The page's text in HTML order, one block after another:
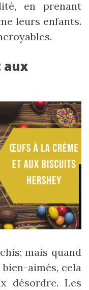
en prenant
leurs enfants.
aux
mais quand
aimés, cela
désordre. Les